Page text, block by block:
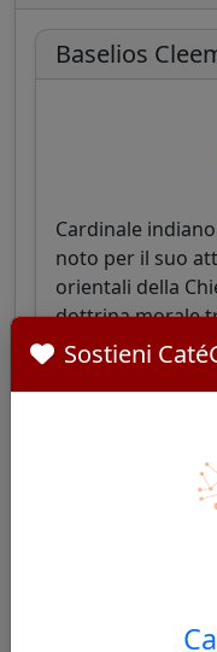
Baselios
Cardinale
noto per il suo
orientali della
dottrina morale
Filipe Neri
do Rosário
Sostieni